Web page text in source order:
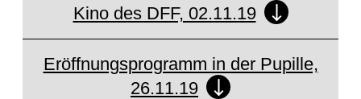
ARCHIVE
Kino des DFF, 02.11.19
Eröffnungsprogramm in der Pupille,
26.11.19